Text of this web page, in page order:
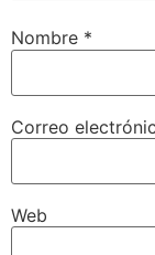
Nombre *
Correo
Web